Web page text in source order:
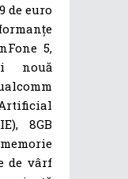
de euro
5,
nouă
8GB
de vârf